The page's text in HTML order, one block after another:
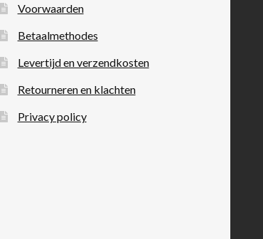
Voorwaarden
Betaalmethodes
Levertijd en verzendkosten
Retourneren en klachten
Privacy policy